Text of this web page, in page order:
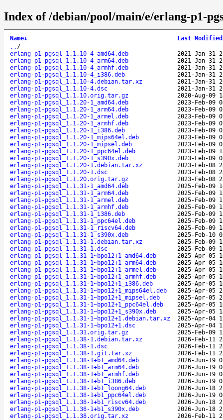
Index of /debian/pool/main/e/erlang-p1-
Name↓ Last Modified
.. /
erlang-p1-pgsql_1.1.10-4_amd64.deb
2021-Jan-31
erlang-p1-pgsql_1.1.10-4_arm64.deb
2021-Jan-31
erlang-p1-pgsql_1.1.10-4_armhf.deb
2021-Jan-31
erlang-p1-pgsql_1.1.10-4_i386.deb
2021-Jan-31
erlang-p1-pgsql_1.1.10-4.debian.tar.xz
2021-Jan-31
erlang-p1-pgsql_1.1.10-4.dsc
2021-Jan-31
erlang-p1-pgsql_1.1.10.orig.tar.gz
2020-Aug-09
erlang-p1-pgsql_1.1.20-1_amd64.deb
2023-Feb-09
erlang-p1-pgsql_1.1.20-1_arm64.deb
2023-Feb-09
erlang-p1-pgsql_1.1.20-1_armel.deb
2023-Feb-09
erlang-p1-pgsql_1.1.20-1_armhf.deb
2023-Feb-09
erlang-p1-pgsql_1.1.20-1_i386.deb
2023-Feb-09
erlang-p1-pgsql_1.1.20-1_mips64el.deb
2023-Feb-09
erlang-p1-pgsql_1.1.20-1_mipsel.deb
2023-Feb-09
erlang-p1-pgsql_1.1.20-1_ppc64el.deb
2023-Feb-09
erlang-p1-pgsql_1.1.20-1_s390x.deb
2023-Feb-09
erlang-p1-pgsql_1.1.20-1.debian.tar.xz
2023-Feb-08
erlang-p1-pgsql_1.1.20-1.dsc
2023-Feb-08
erlang-p1-pgsql_1.1.20.orig.tar.gz
2023-Feb-08
erlang-p1-pgsql_1.1.31-1_amd64.deb
2025-Feb-09
erlang-p1-pgsql_1.1.31-1_arm64.deb
2025-Feb-09
erlang-p1-pgsql_1.1.31-1_armel.deb
2025-Feb-09
erlang-p1-pgsql_1.1.31-1_armhf.deb
2025-Feb-09
erlang-p1-pgsql_1.1.31-1_i386.deb
2025-Feb-09
erlang-p1-pgsql_1.1.31-1_ppc64el.deb
2025-Feb-09
erlang-p1-pgsql_1.1.31-1_riscv64.deb
2025-Feb-09
erlang-p1-pgsql_1.1.31-1_s390x.deb
2025-Feb-10
erlang-p1-pgsql_1.1.31-1.debian.tar.xz
2025-Feb-09
erlang-p1-pgsql_1.1.31-1.dsc
2025-Feb-09
erlang-p1-pgsql_1.1.31-1~bpo12+1_amd64.deb
2025-Apr-05
erlang-p1-pgsql_1.1.31-1~bpo12+1_arm64.deb
2025-Apr-05
erlang-p1-pgsql_1.1.31-1~bpo12+1_armel.deb
2025-Apr-05
erlang-p1-pgsql_1.1.31-1~bpo12+1_armhf.deb
2025-Apr-05
erlang-p1-pgsql_1.1.31-1~bpo12+1_i386.deb
2025-Apr-05
erlang-p1-pgsql_1.1.31-1~bpo12+1_mips64el.deb
2025-Apr-05
erlang-p1-pgsql_1.1.31-1~bpo12+1_mipsel.deb
2025-Apr-05
erlang-p1-pgsql_1.1.31-1~bpo12+1_ppc64el.deb
2025-Apr-05
erlang-p1-pgsql_1.1.31-1~bpo12+1_s390x.deb
2025-Apr-05
erlang-p1-pgsql_1.1.31-1~bpo12+1.debian.tar.xz
2025-Apr-04
erlang-p1-pgsql_1.1.31-1~bpo12+1.dsc
2025-Apr-04
erlang-p1-pgsql_1.1.31.orig.tar.gz
2025-Feb-09
erlang-p1-pgsql_1.1.38-1.debian.tar.xz
2026-Feb-11
erlang-p1-pgsql_1.1.38-1.dsc
2026-Feb-11
erlang-p1-pgsql_1.1.38-1.git.tar.xz
2026-Feb-11
erlang-p1-pgsql_1.1.38-1+b1_amd64.deb
2026-Jun-19
erlang-p1-pgsql_1.1.38-1+b1_arm64.deb
2026-Jun-19
erlang-p1-pgsql_1.1.38-1+b1_armhf.deb
2026-Jun-19
erlang-p1-pgsql_1.1.38-1+b1_i386.deb
2026-Jun-19
erlang-p1-pgsql_1.1.38-1+b1_loong64.deb
2026-Jun-18
erlang-p1-pgsql_1.1.38-1+b1_ppc64el.deb
2026-Jun-19
erlang-p1-pgsql_1.1.38-1+b1_riscv64.deb
2026-Jun-18
erlang-p1-pgsql_1.1.38-1+b1_s390x.deb
2026-Jun-18
erlang-p1-pgsql_1.1.38.orig.tar.xz
2026-Feb-11